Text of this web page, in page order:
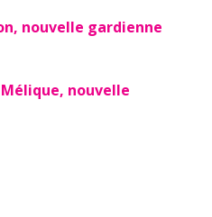
nouvelle gardienne
nouvelle